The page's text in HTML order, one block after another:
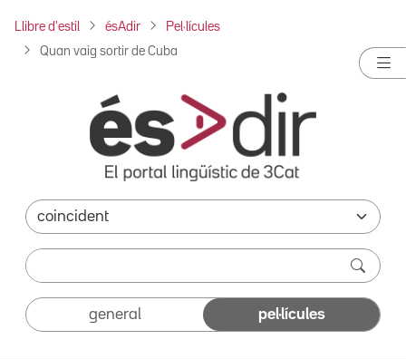
Llibre d'estil ésAdir Pel·lícules
Quan vaig sortir de Cuba
general pel·lícules